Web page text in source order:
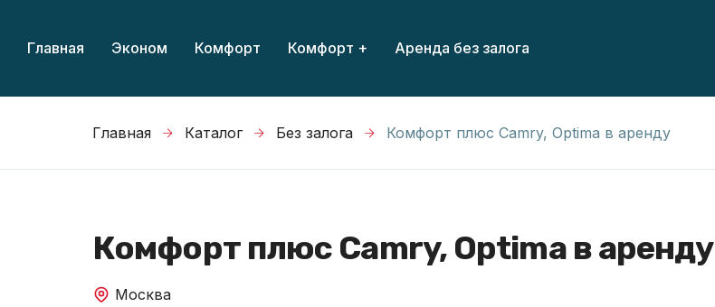
Главная Эконом Комфорт Комфорт + Аренда без залога
Главная Каталог Без залога Комфорт плюс Camry, Optima в аренду
Комфорт плюс Camry, Optima в аренду
Москва